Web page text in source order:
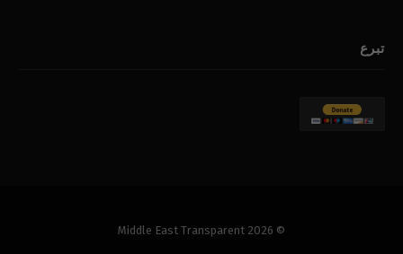
تبرع
© 2026 Middle East Transparent